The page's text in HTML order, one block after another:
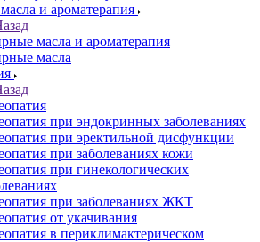
и ароматерапия
масла и ароматерапия
масла
при эндокринных заболеваниях
при эректильной дисфункции
при заболеваниях кожи
при гинекологических
при заболеваниях ЖКТ
от укачивания
в периклимактерическом